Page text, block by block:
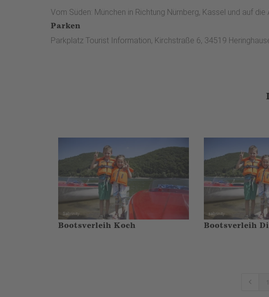
Vom Süden: München in Richtung Nürnberg, Kassel und auf
Parken
Parkplatz Tourist Information, Kirchstraße 6, 34519
Bootsverleih Koch Bootsverleih
1